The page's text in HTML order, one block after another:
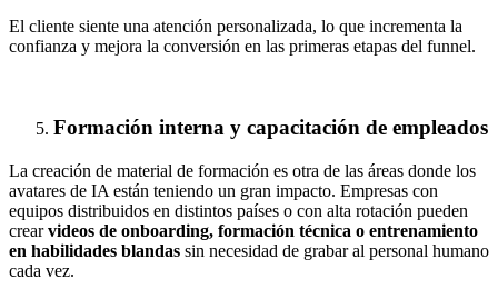
El cliente siente una atención personalizada, lo que incrementa la
confianza y mejora la conversión en las primeras etapas del funnel.
Formación interna y capacitación de empleados
La creación de material de formación es otra de las áreas donde los
avatares de IA están teniendo un gran impacto. Empresas con
equipos distribuidos en distintos países o con alta rotación pueden
crearvideos de onboarding, formación técnica o entrenamiento
en habilidades blandas sin necesidad de grabar al personal humano
cada vez.